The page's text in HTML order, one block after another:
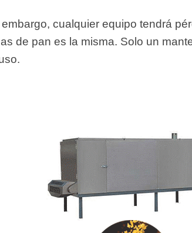
embargo, cualquier equipo tendrá
de pan es la misma. Solo un